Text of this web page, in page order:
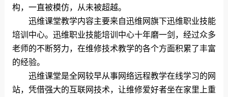
构，一直被模仿，从未被超越。
迅维课堂教学内容主要来自迅维网旗下迅维职业技能
培训中心。迅维职业技能培训中心十年磨一剑，经过众多
老师的不断努力，在维修技术教学的各个方面积累了丰富
的经验。
迅维课堂是全网较早从事网络远程教学在线学习的网
站，凭借强大的互联网技术，让维修爱好者坐在家里上重